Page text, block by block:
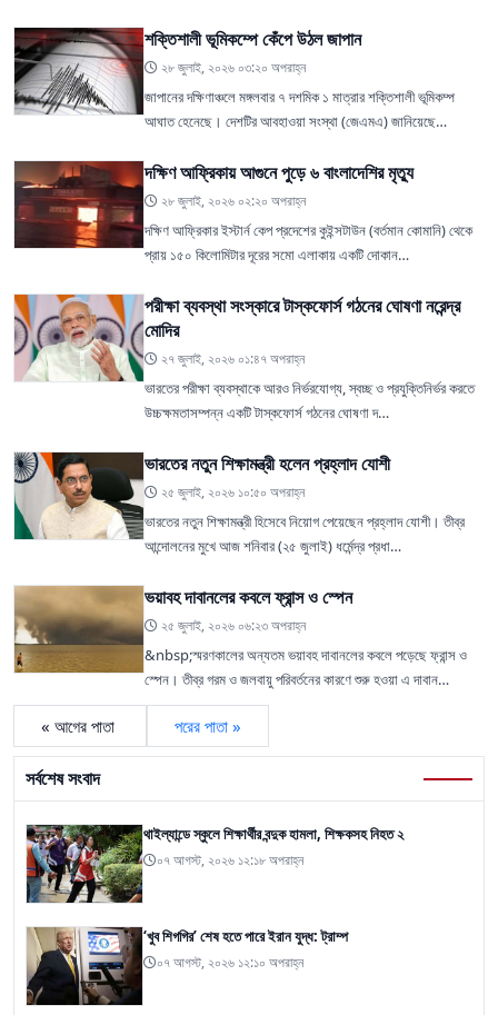
শক্তিশালী ভূমিকম্পে কেঁপে উঠল জাপান
২৮ জুলাই, ২০২৬ ০৩:২০ অপরাহ্ন
জাপানের দক্ষিণাঞ্চলে মঙ্গলবার ৭ দশমিক ১ মাত্রার শক্তিশালী ভূমিকম্প
আঘাত হেনেছে। দেশটির আবহাওয়া সংস্থা (জেএমএ) জানিয়েছে…
দক্ষিণ আফ্রিকায় আগুনে পুড়ে ৬ বাংলাদেশির মৃত্যু
২৮ জুলাই, ২০২৬ ০২:২০ অপরাহ্ন
দক্ষিণ আফ্রিকার ইস্টার্ন কেপ প্রদেশের কুইন্সটাউন (বর্তমান কোমানি) থেকে
প্রায় ১৫০ কিলোমিটার দূরের সমো এলাকায় একটি দোকান…
পরীক্ষা ব্যবস্থা সংস্কারে টাস্কফোর্স গঠনের ঘোষণা নরেন্দ্র
মোদির
২৭ জুলাই, ২০২৬ ০১:৪৭ অপরাহ্ন
ভারতের পরীক্ষা ব্যবস্থাকে আরও নির্ভরযোগ্য, স্বচ্ছ ও প্রযুক্তিনির্ভর করতে
উচ্চক্ষমতাসম্পন্ন একটি টাস্কফোর্স গঠনের ঘোষণা দ…
ভারতের নতুন শিক্ষামন্ত্রী হলেন প্রহ্লাদ যোশী
২৫ জুলাই, ২০২৬ ১০:৫০ অপরাহ্ন
ভারতের নতুন শিক্ষামন্ত্রী হিসেবে নিয়োগ পেয়েছেন প্রহ্লাদ যোশী। তীব্র
আন্দোলনের মুখে আজ শনিবার (২৫ জুলাই) ধর্মেন্দ্র প্রধা…
ভয়াবহ দাবানলের কবলে ফ্রান্স ও স্পেন
২৫ জুলাই, ২০২৬ ০৬:২৩ অপরাহ্ন
&nbsp;স্মরণকালের অন্যতম ভয়াবহ দাবানলের কবলে পড়েছে ফ্রান্স ও
স্পেন। তীব্র গরম ও জলবায়ু পরিবর্তনের কারণে শুরু হওয়া এ দাবান…
« আগের পাতা পরের পাতা »
সর্বশেষ সংবাদ
থাইল্যান্ডে স্কুলে শিক্ষার্থীর বন্দুক হামলা, শিক্ষকসহ নিহত ২
০৭ আগস্ট, ২০২৬ ১২:১৮ অপরাহ্ন
‘খুব শিগগির’ শেষ হতে পারে ইরান যুদ্ধ: ট্রাম্প
০৭ আগস্ট, ২০২৬ ১২:১০ অপরাহ্ন